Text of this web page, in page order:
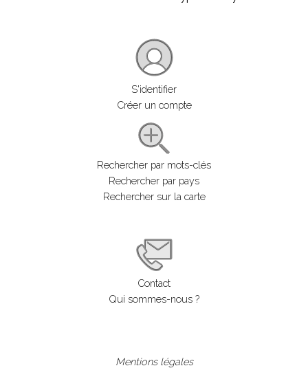
S'identifier
Créer un compte
Rechercher par mots-clés
Rechercher par pays
Rechercher sur la carte
Contact
Qui sommes-nous ?
Mentions légales